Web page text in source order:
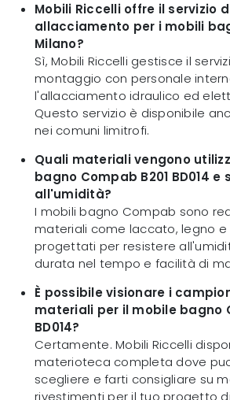
Mobili Riccelli offre il servizio
allacciamento per i mobili
Milano?
Sì, Mobili Riccelli gestisce il
montaggio con personale
l'allacciamento idraulico ed
Questo servizio è disponibile
nei comuni limitrofi.
Quali materiali vengono
bagno Compab B201 BD014
all'umidità?
I mobili bagno Compab sono
materiali come laccato, legno e
progettati per resistere
durata nel tempo e facilità di
È possibile visionare i
materiali per il mobile bagno
BD014?
Certamente. Mobili Riccelli
materioteca completa dove
scegliere e farti consigliare su
rivestimenti per il tuo progetto